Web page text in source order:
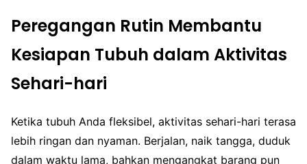
Peregangan Rutin Membantu
Kesiapan Tubuh dalam Aktivitas
Sehari-hari
Ketika tubuh Anda fleksibel, aktivitas sehari-hari terasa
lebih ringan dan nyaman. Berjalan, naik tangga, duduk
dalam waktu lama, bahkan mengangkat barang pun